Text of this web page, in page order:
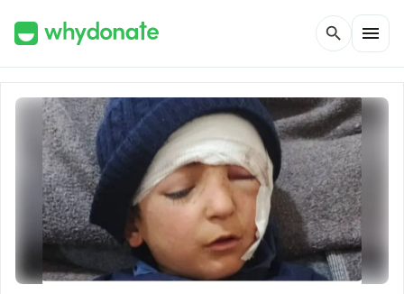
search menu